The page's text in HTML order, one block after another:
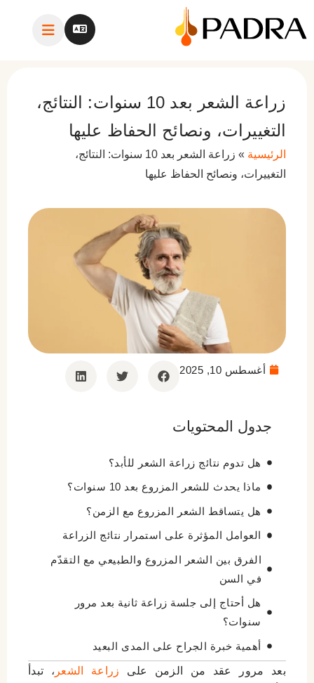
زراعة الشعر بعد 10 سنوات: النتائج،
التغييرات، ونصائح الحفاظ عليها
الرئيسية »
زراعة الشعر بعد 10 سنوات: النتائج،
التغييرات، ونصائح الحفاظ عليها
أغسطس 10, 2025
جدول المحتويات
هل تدوم نتائج زراعة الشعر للأبد؟
ماذا يحدث للشعر المزروع بعد 10 سنوات؟
هل يتساقط الشعر المزروع مع الزمن؟
العوامل المؤثرة على استمرار نتائج الزراعة
الفرق بين الشعر المزروع والطبيعي مع التقدّم
في السن
هل أحتاج إلى جلسة زراعة ثانية بعد مرور
سنوات؟
أهمية خبرة الجراح على المدى البعيد
إدارة الندوب مع مرور الوقت
بعد مرور عقد من الزمن على زراعة الشعر ، تبدأ